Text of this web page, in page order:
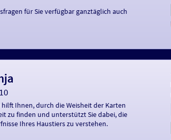
für Sie verfügbar ganztäglich auch
hilft Ihnen, durch die Weisheit der Karten
zu finden und unterstützt Sie dabei, die
Ihres Haustiers zu verstehen.